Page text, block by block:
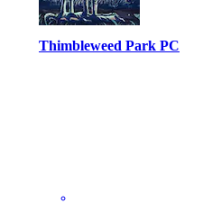
Thimbleweed Park PC